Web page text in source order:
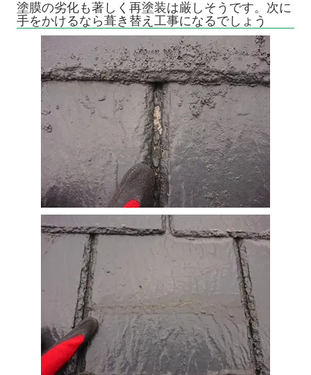
塗膜の劣化も著しく再塗装は厳しそうです。次に
手をかけるなら葺き替え工事になるでしょう